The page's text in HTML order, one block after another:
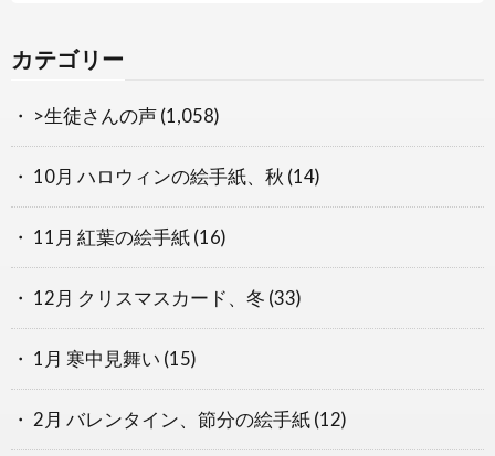
カテゴリー
>生徒さんの声 (1,058)
10月 ハロウィンの絵手紙、秋 (14)
11月 紅葉の絵手紙 (16)
12月 クリスマスカード、冬 (33)
1月 寒中見舞い (15)
2月 バレンタイン、節分の絵手紙 (12)